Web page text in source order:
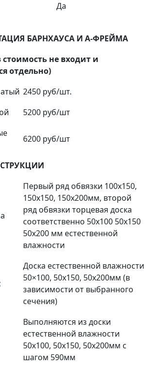
Да
БАРНХАУСА И А-ФРЕЙМА
не входит и
отдельно)
2450 руб/шт.
5200 руб/шт
6200 руб/шт
Первый ряд обвязки 100х150,
150х150, 150х200мм, второй
ряд обвязки торцевая доска
соответственно 50х100 50х150
50х200 мм естественной
влажности
Доска естественной влажности
50×100, 50x150, 50x200мм (в
зависимости от выбранного
сечения)
Выполняются из доски
естественной влажности
50х100, 50х150, 50х200мм с
шагом 590мм